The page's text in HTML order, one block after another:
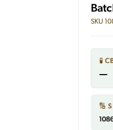
SKU
🧪
—
🔢